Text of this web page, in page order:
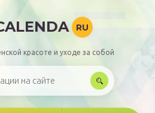
RU
красоте и уходе за собой